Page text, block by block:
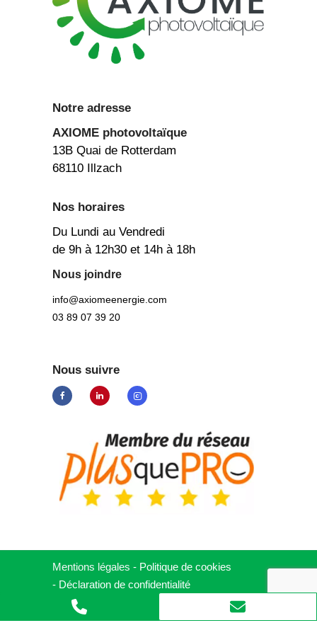
Notre adresse
AXIOME photovoltaïque
13B Quai de Rotterdam
68110 Illzach
Nos horaires
Du Lundi au Vendredi
de 9h à 12h30 et 14h à 18h
Nous joindre
info@axiomeenergie.com
03 89 07 39 20
Nous suivre
Mentions légales - Politique de cookies
- Déclaration de confidentialité
AXIOME Photovoltaïque © tous droits